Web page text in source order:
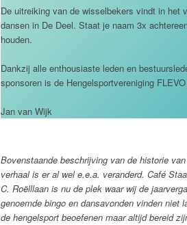
De uitreiking van de wisselbekers vindt in het
dansen in De Deel. Staat je naam 3x
houden.
Dankzij alle enthousiaste leden en
sponsoren is de Hengelsportvereniging
Jan van Wijk
Bovenstaande beschrijving van de historie
verhaal is er al wel e.e.a. veranderd. Café
C. Roëlllaan is nu de plek waar wij de
genoemde bingo en dansavonden vinden niet
de hengelsport beoefenen maar altijd bereid